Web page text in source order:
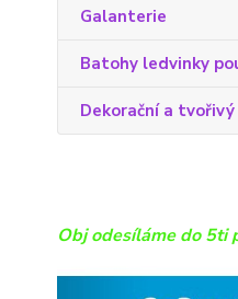
Galanterie
Batohy ledvinky
Dekorační a
Obj odesíláme do 5ti